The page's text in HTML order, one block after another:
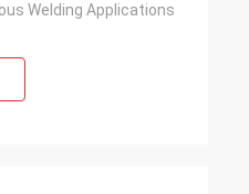
Welding Applications